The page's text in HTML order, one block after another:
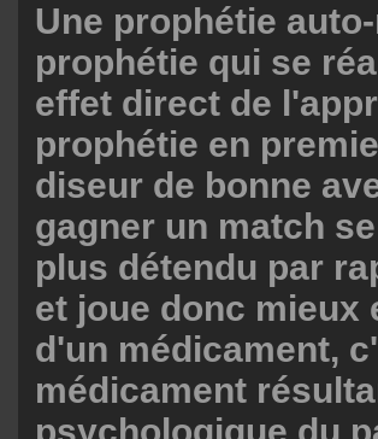
Une prophétie
prophétie qui se
effet direct de
prophétie en
diseur de bonne
gagner un match
plus détendu par
et joue donc mieux
d'un médicament,
médicament